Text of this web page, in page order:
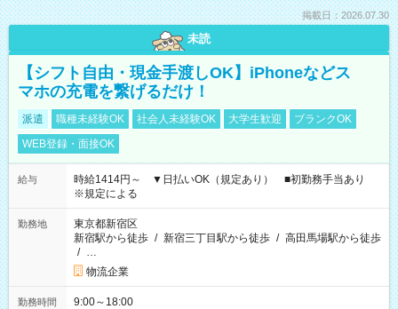
掲載日：2026.07.30
未読
【シフト自由・現金手渡しOK】iPhoneなどス
マホの充電を繋げるだけ！
派遣 職種未経験OK 社会人未経験OK 大学生歓迎
ブランクOK
WEB登録・面接OK
給与
時給1414円～ ▼日払いOK（規定あり） ■初勤務手当あり
※規定による
勤務地
東京都新宿区
新宿駅から徒歩 / 新宿三丁目駅から徒歩 / 高田馬場駅から徒歩
/ …
物流企業
勤務時間 9:00～18:00